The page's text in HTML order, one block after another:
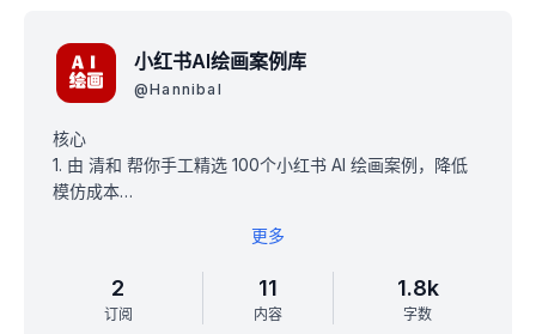
小红书AI绘画案例库
@Hannibal
核心
1. 由 清和 帮你手工精选 100个小红书 AI 绘画案例，降低
模仿成本
原价 159元 ，限时 10 元买断（一次订阅，永久有效，无需
续费）满 200 人，涨价。
每日更新案例中。
更多
2
订阅
11
内容
1.8k
字数